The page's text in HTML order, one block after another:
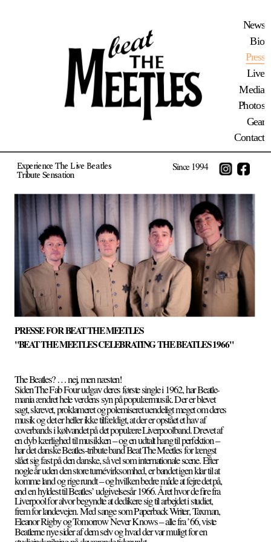
News
Bio
Press
Live
Media
Photos
Gear
Contact
Since 1994
Experience The Live Beatles
Tribute Sensation
PRESSE FOR BEAT THE MEETLES
"BEAT THE MEETLES CELEBRATING THE BEATLES 1966"
The Beatles? … nej, men næsten!
Siden The Fab Four udgav deres første single i 1962, har Beatle-
mania ændret hele verdens syn på populærmusik. Der er blevet
sagt, skrevet, proklameret og polemiseret uendeligt meget om deres
musik og det er heller ikke tilfældigt, at der er opstået et hav af
coverbands i kølvandet på det populære Liverpoolband. Drevet af
en dyb kærlighed til musikken – og en udtalt hang til perfektion –
har det danske Beatles-tribute band Beat The Meetles for længst
slået sig fast på den danske, så vel som internationale scene. Efter
nogle år uden den store turnévirksomhed, er bandet igen klar til at
komme land og rige rundt – og hvilken bedre måde at fejre det på,
end en hyldest til Beatles’ udgivelsesår 1966. Året hvor de fire fra
Liverpool for alvor begyndte at dedikere sig til arbejdet i studiet,
frem for landevejen. Med sange som Paperback Writer, Taxman,
Eleanor Rigby og Tomorrow Never Knows – alle fra ’66, viste
Beatlerne nye sider af dem selv og hvad der var muligt for en